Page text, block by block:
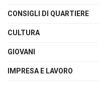
CONSIGLI DI QUARTIERE
CULTURA
GIOVANI
IMPRESA E LAVORO